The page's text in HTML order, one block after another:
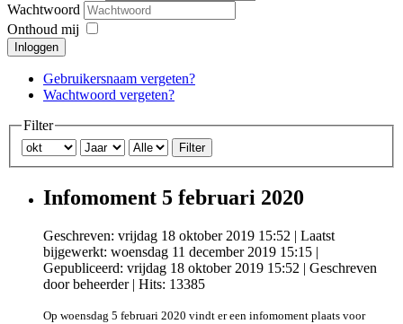
Wachtwoord
Onthoud mij
Inloggen
Gebruikersnaam vergeten?
Wachtwoord vergeten?
Filter
Filter
Infomoment 5 februari 2020
Geschreven: vrijdag 18 oktober 2019 15:52 | Laatst
bijgewerkt: woensdag 11 december 2019 15:15 |
Gepubliceerd: vrijdag 18 oktober 2019 15:52 | Geschreven
door beheerder| Hits: 13385
Op woensdag 5 februari 2020 vindt er een infomoment plaats voor